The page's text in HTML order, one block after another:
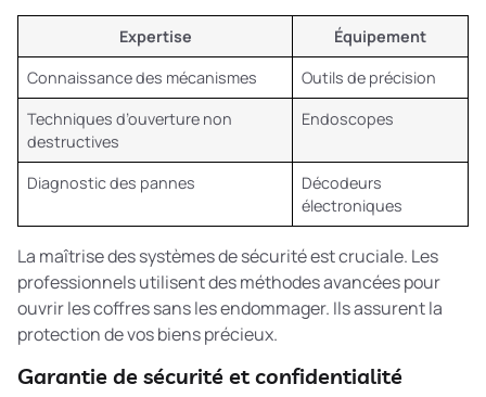
Expertise
Équipement
Connaissance des mécanismes
Outils de précision
Techniques d’ouverture non
destructives
Endoscopes
Diagnostic des pannes
Décodeurs
électroniques
La maîtrise des systèmes de sécuritéest cruciale. Les
professionnels utilisent des méthodes avancées pour
ouvrir les coffres sans les endommager. Ils assurent la
protection de vos biens précieux.
Garantie de sécurité et confidentialité